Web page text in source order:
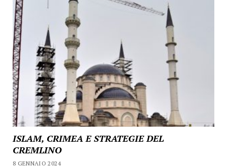
ISLAM, CRIMEA E STRATEGIE DEL
CREMLINO
8 GENNAIO 2024